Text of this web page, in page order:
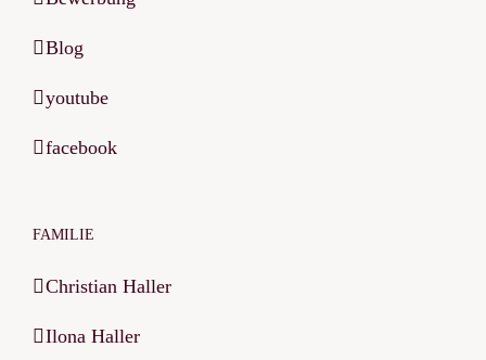
Blog
youtube
facebook
FAMILIE
Christian Haller
Ilona Haller